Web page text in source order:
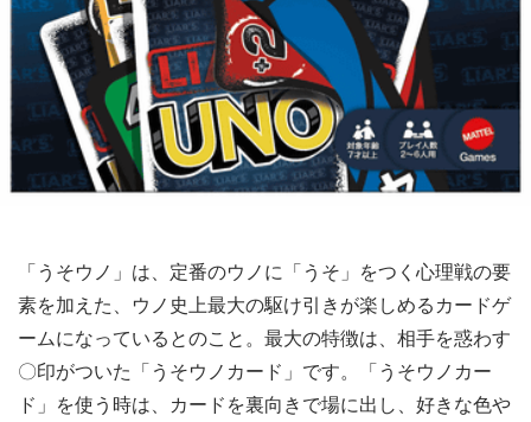
「うそウノ」は、定番のウノに「うそ」をつく心理戦の要
素を加えた、ウノ史上最大の駆け引きが楽しめるカードゲ
ームになっているとのこと。最大の特徴は、相手を惑わす
〇印がついた「うそウノカード」です。「うそウノカー
ド」を使う時は、カードを裏向きで場に出し、好きな色や